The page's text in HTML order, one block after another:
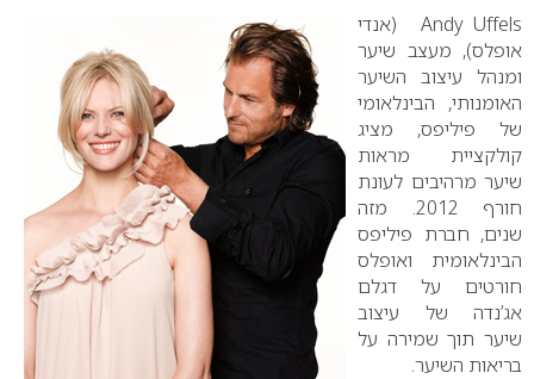
Andy– Uffels
(אנדי
אופלס), מעצב שיער
ומנהל עיצוב השיער
האומנותי, הבינלאומי
של פיליפס, מציג
קולקציית מראות
שיער מרהיבים לעונת
חורף 2012. מזה
שנים, חברת פיליפס
הבינלאומית ואופלס
חורטים על דגלם
אג’נדה של עיצוב
שיער תוך שמירה על
בריאות השיער.